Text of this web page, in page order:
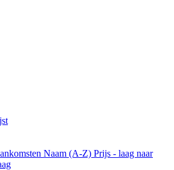
Naam (A-Z) Prijs - laag naar